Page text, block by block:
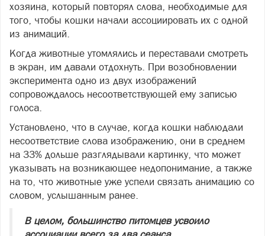
хозяина, который повторял слова, необходимые для
того, чтобы кошки начали ассоциировать их с одной
из анимаций.
Когда животные утомлялись и переставали смотреть
в экран, им давали отдохнуть. При возобновлении
эксперимента одно из двух изображений
сопровождалось несоответствующей ему записью
голоса.
Установлено, что в случае, когда кошки наблюдали
несоответствие слова изображению, они в среднем
на 33% дольше разглядывали картинку, что может
указывать на возникающее недопонимание, а также
на то, что животные уже успели связать анимацию со
словом, услышанным ранее.
В целом, большинство питомцев усвоило